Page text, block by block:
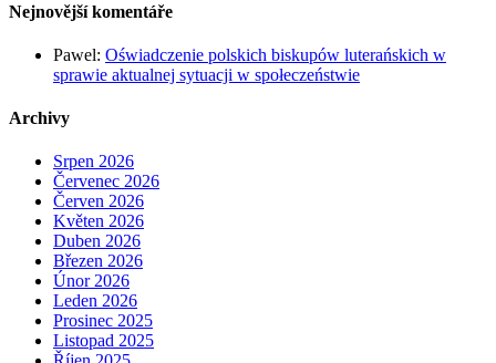
Nejnovější komentáře
Pawel: Oświadczenie polskich biskupów luterańskich w
sprawie aktualnej sytuacji w społeczeństwie
Archivy
Srpen 2026
Červenec 2026
Červen 2026
Květen 2026
Duben 2026
Březen 2026
Únor 2026
Leden 2026
Prosinec 2025
Listopad 2025